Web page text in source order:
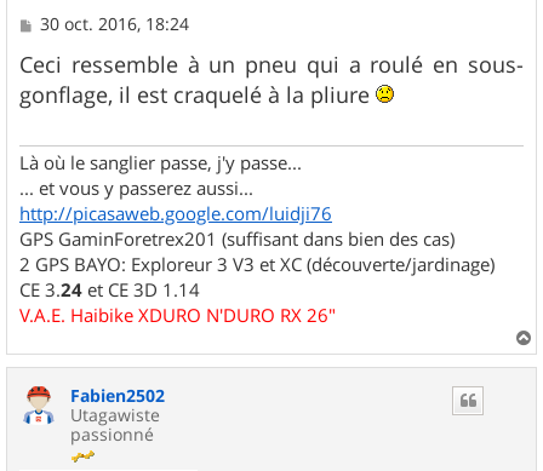
M
s
s
a
30 oct. 2016, 18:24
Ceci ressemble à un pneu qui a roulé en sous-
gonflage, il est craquelé à la pliure
Là où le sanglier passe, j'y passe...
... et vous y passerez aussi...
http://picasaweb.google.com/luidji76
GPS GaminForetrex201 (suffisant dans bien des cas)
2 GPS BAYO: Exploreur 3 V3 et XC (découverte/jardinage)
CE 3.24 et CE 3D 1.14
V.A.E. Haibike XDURO N'DURO RX 26"
a
Fabien2502
Utagawiste
passionné